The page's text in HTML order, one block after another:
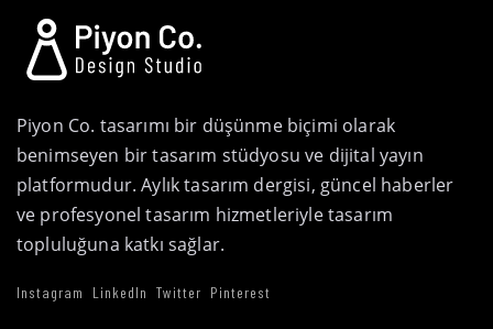
Piyon Co. tasarımı bir düşünme biçimi olarak
benimseyen bir tasarım stüdyosu ve dijital yayın
platformudur. Aylık tasarım dergisi, güncel haberler
ve profesyonel tasarım hizmetleriyle tasarım
topluluğuna katkı sağlar.
Instagram LinkedIn Twitter Pinterest